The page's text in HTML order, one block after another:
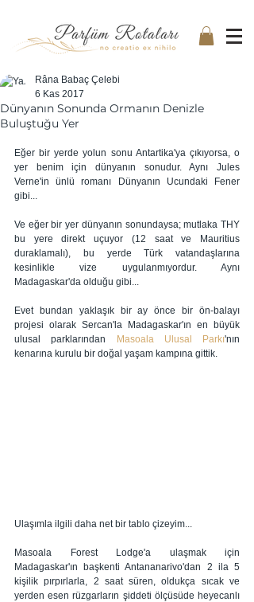
Dünyanın Sonunda Ormanın Denizle
Buluştuğu Yer
Râna Babaç Çelebi
6 Kas 2017
Eğer bir yerde yolun sonu Antartika'ya çıkıyorsa, o
yer benim için dünyanın sonudur. Aynı Jules
Verne'in ünlü romanı Dünyanın Ucundaki Fener
gibi...
Ve eğer bir yer dünyanın sonundaysa; mutlaka THY
bu yere direkt uçuyor (12 saat ve Mauritius
duraklamalı), bu yerde Türk vatandaşlarına
kesinlikle vize uygulanmıyordur. Aynı
Madagaskar'da olduğu gibi...
Evet bundan yaklaşık bir ay önce bir ön-balayı
projesi olarak Sercan'la Madagaskar'ın en büyük
ulusal parklarından
Masoala Ulusal Parkı'nın
kenarına kurulu bir doğal yaşam kampına gittik.
Ulaşımla ilgili daha net bir tablo çizeyim...
Masoala Forest Lodge'a ulaşmak için
Madagaskar'ın başkenti Antananarivo'dan 2 ila 5
kişilik pırpırlarla, 2 saat süren, oldukça sıcak ve
yerden esen rüzgarların şiddeti ölçüsüde heyecanlı